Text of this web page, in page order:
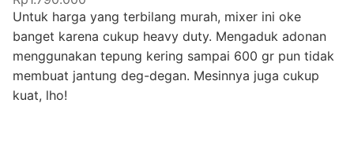
Untuk harga yang terbilang murah, mixer ini oke
banget karena cukup heavy duty. Mengaduk adonan
menggunakan tepung kering sampai 600 gr pun tidak
membuat jantung deg-degan. Mesinnya juga cukup
kuat, lho!